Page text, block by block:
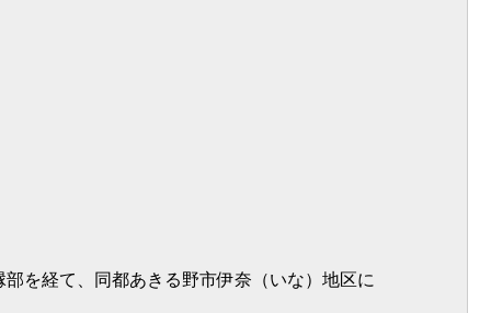
を経て、同都あきる野市伊奈（いな）地区に